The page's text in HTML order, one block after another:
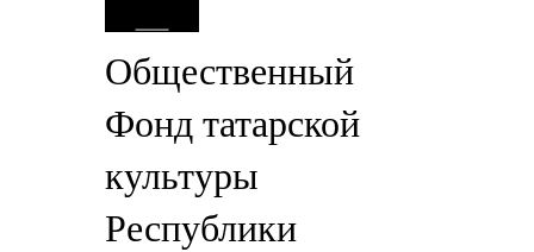
Общественный
Фонд татарской
культуры
Республики